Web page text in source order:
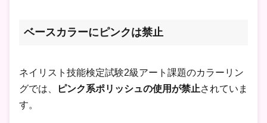
ベースカラーにピンクは禁止
ネイリスト技能検定試験2級アート課題のカラーリン
グでは、
ピンク系ポリッシュの使用が禁止されていま
す。